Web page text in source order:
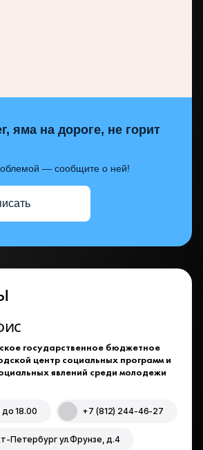
яма на дороге, не горит
— сообщите о ней!
государственное бюджетное
центр социальных программ и
явлений среди молодежи
до 18.00 +7 (812) 244-46-27
Петербург ул.Фрунзе, д.4